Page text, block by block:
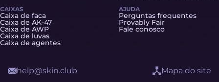
CAIXAS
Caixa de faca
Caixa de AK-47
Caixa de AWP
Caixa de luvas
Caixa de agentes
AJUDA
Perguntas frequentes
Provably Fair
Fale conosco
help@skin.club Mapa do site